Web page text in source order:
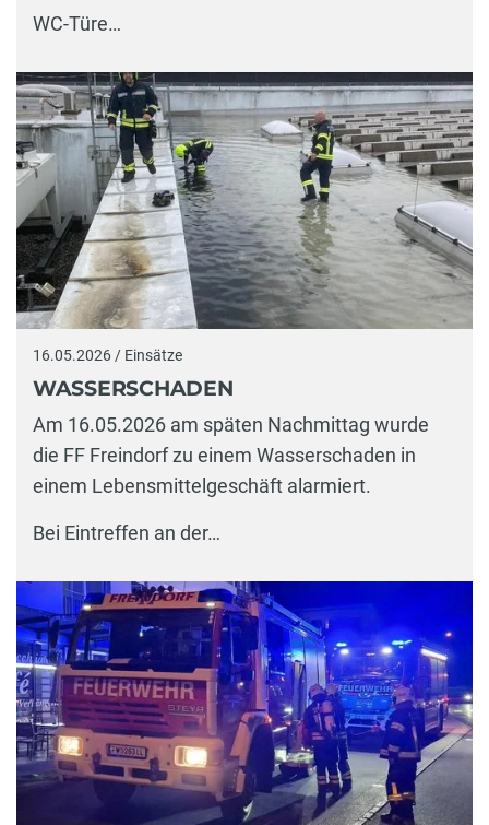
WC-Türe…
16.05.2026 / Einsätze
WASSERSCHADEN
Am 16.05.2026 am späten Nachmittag wurde
die FF Freindorf zu einem Wasserschaden in
einem Lebensmittelgeschäft alarmiert.
Bei Eintreffen an der…